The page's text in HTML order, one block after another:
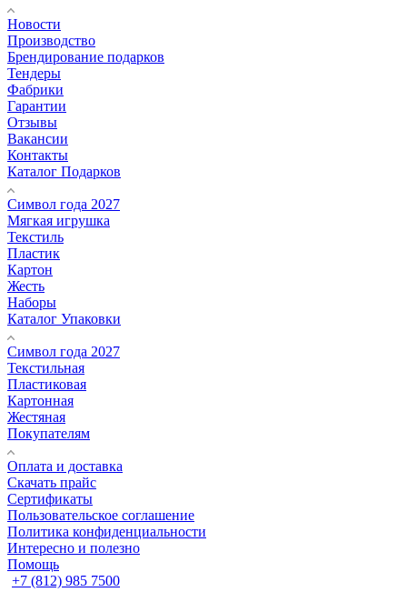
Новости
Производство
Брендирование подарков
Тендеры
Фабрики
Гарантии
Отзывы
Вакансии
Контакты
Каталог Подарков
Символ года 2027
Мягкая игрушка
Текстиль
Пластик
Картон
Жесть
Наборы
Каталог Упаковки
Символ года 2027
Текстильная
Пластиковая
Картонная
Жестяная
Покупателям
Оплата и доставка
Скачать прайс
Сертификаты
Пользовательское соглашение
Политика конфиденциальности
Интересно и полезно
Помощь
+7 (812) 985 7500